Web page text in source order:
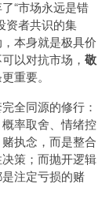
“市场永远是错
资者共识的集
本身就是极具价
以对抗市场， 敬
重要。
全同源的修行：
率取舍、情绪控
执念，而是整合
策；而抛开逻辑
注定亏损的赌